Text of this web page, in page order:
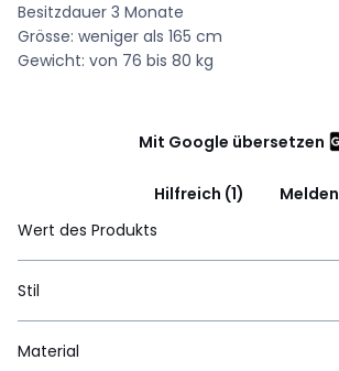
Besitzdauer 3 Monate
Grösse: weniger als 165 cm
Gewicht: von 76 bis 80 kg
Mit Google übersetzen
Hilfreich (1)
Melden
Wert des Produkts
Stil
Material